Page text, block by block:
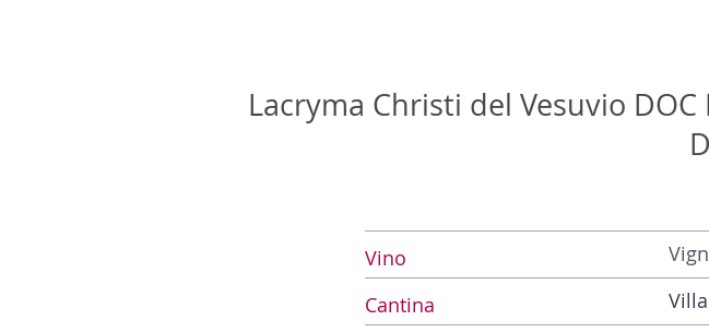
Lacryma Christi del Vesuvio
Vino
Cantina